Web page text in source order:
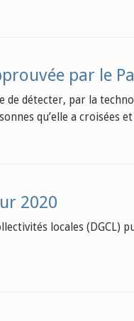
par le
détecter, par la
qu’elle a croisées
2020
locales (DGCL)